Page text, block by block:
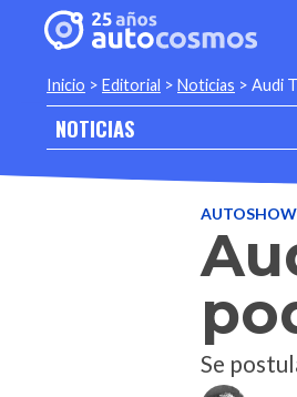
Inicio > Editorial > Noticias > Audi
NOTICIAS
Se